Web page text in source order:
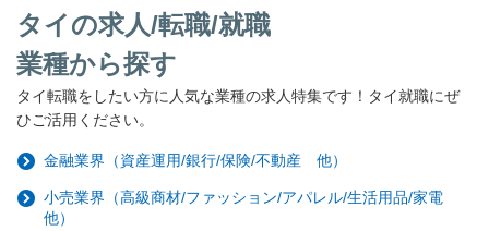
タイの求人/転職/就職
業種から探す
タイ転職をしたい方に人気な業種の求人特集です！タイ就職にぜ
ひご活用ください。
金融業界（資産運用/銀行/保険/不動産 他）
小売業界（高級商材/ファッション/アパレル/生活用品/家電
他）